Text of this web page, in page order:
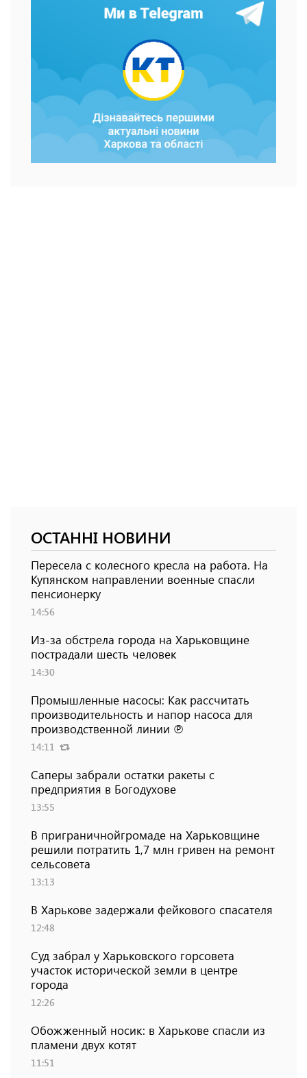
ОСТАННІ НОВИНИ
Пересела с колесного кресла на работа. На
Купянском направлении военные спасли
пенсионерку
14:56
Из-за обстрела города на Харьковщине
пострадали шесть человек
14:30
Промышленные насосы: Как рассчитать
производительность и напор насоса для
производственной линии ℗
14:11
Саперы забрали остатки ракеты с
предприятия в Богодухове
13:55
В приграничнойгромаде на Харьковщине
решили потратить 1,7 млн ​​гривен на ремонт
сельсовета
13:13
В Харькове задержали фейкового спасателя
12:48
Суд забрал у Харьковского горсовета
участок исторической земли в центре
города
12:26
Обожженный носик: в Харькове спасли из
пламени двух котят
11:51